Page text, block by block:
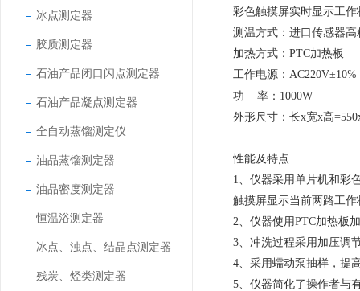
冰点测定器
胶质测定器
石油产品闭口闪点测定器
石油产品凝点测定器
全自动蒸馏测定仪
油品蒸馏测定器
油品密度测定器
恒温浴测定器
冰点、浊点、结晶点测定器
残炭、烃类测定器
彩色触摸屏实时显示工作
测温方式 ： 进口传感器
加热方式 ： PTC加热板
工作电源 ： AC220V±10℅
功
率 ： 1000W
外形尺寸 ： 长x宽x高
性能及特点
1、 仪器采用单片机和彩
触摸屏显示当前两路工
2、仪器使用PTC加热板
3、冲洗过程采用加压调
4、采用蠕动泵抽样，提
5、仪器简化了操作者与